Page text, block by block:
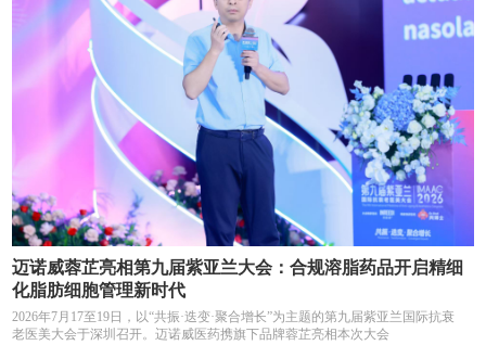
迈诺威蓉芷亮相第九届紫亚兰大会：合规溶脂药品开启精细
化脂肪细胞管理新时代
2026年7月17至19日，以“共振·迭变·聚合增长”为主题的第九届紫亚兰国际抗衰
老医美大会于深圳召开。迈诺威医药携旗下品牌蓉芷亮相本次大会